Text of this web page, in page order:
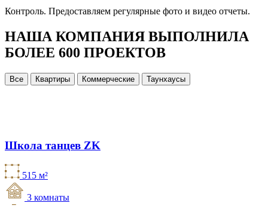
Контроль. Предоставляем регулярные фото и видео отчеты.
НАША КОМПАНИЯ ВЫПОЛНИЛА
БОЛЕЕ 600 ПРОЕКТОВ
Все Квартиры Коммерческие Таунхаусы
Школа танцев ZK
515 м²
3 комнаты